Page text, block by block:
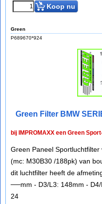
Koop nu
Green
P689670*924
Green Filter BMW
bij IMPROMAXX een Green
Green Paneel
(mc: M30B30 /188pk) van
dit luchtfilter heeft de
──mm - D3/L3: 148mm -
24